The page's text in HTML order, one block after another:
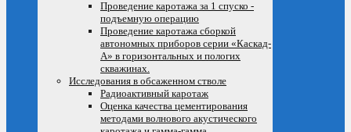
Проведение каротажа за 1 спуско -
подъемную операцию
Проведение каротажа сборкой
автономных приборов серии «Каскад-
А» в горизонтальных и пологих
скважинах.
Исследования в обсаженном стволе
Радиоактивный каротаж
Оценка качества цементирования
методами волнового акустического